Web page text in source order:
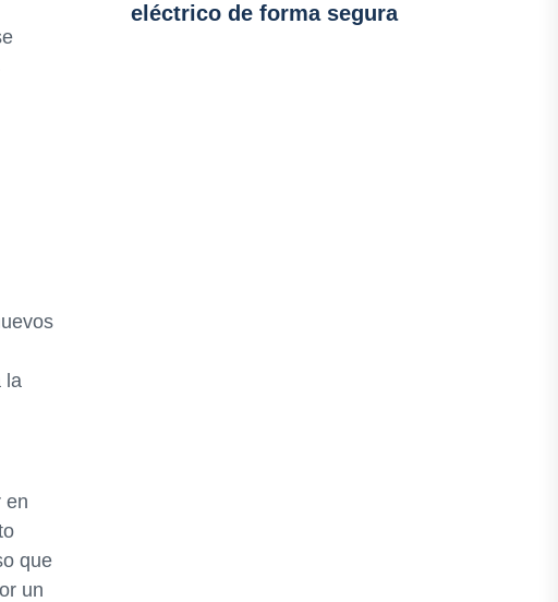
la
en
que
un
eléctrico de forma segura